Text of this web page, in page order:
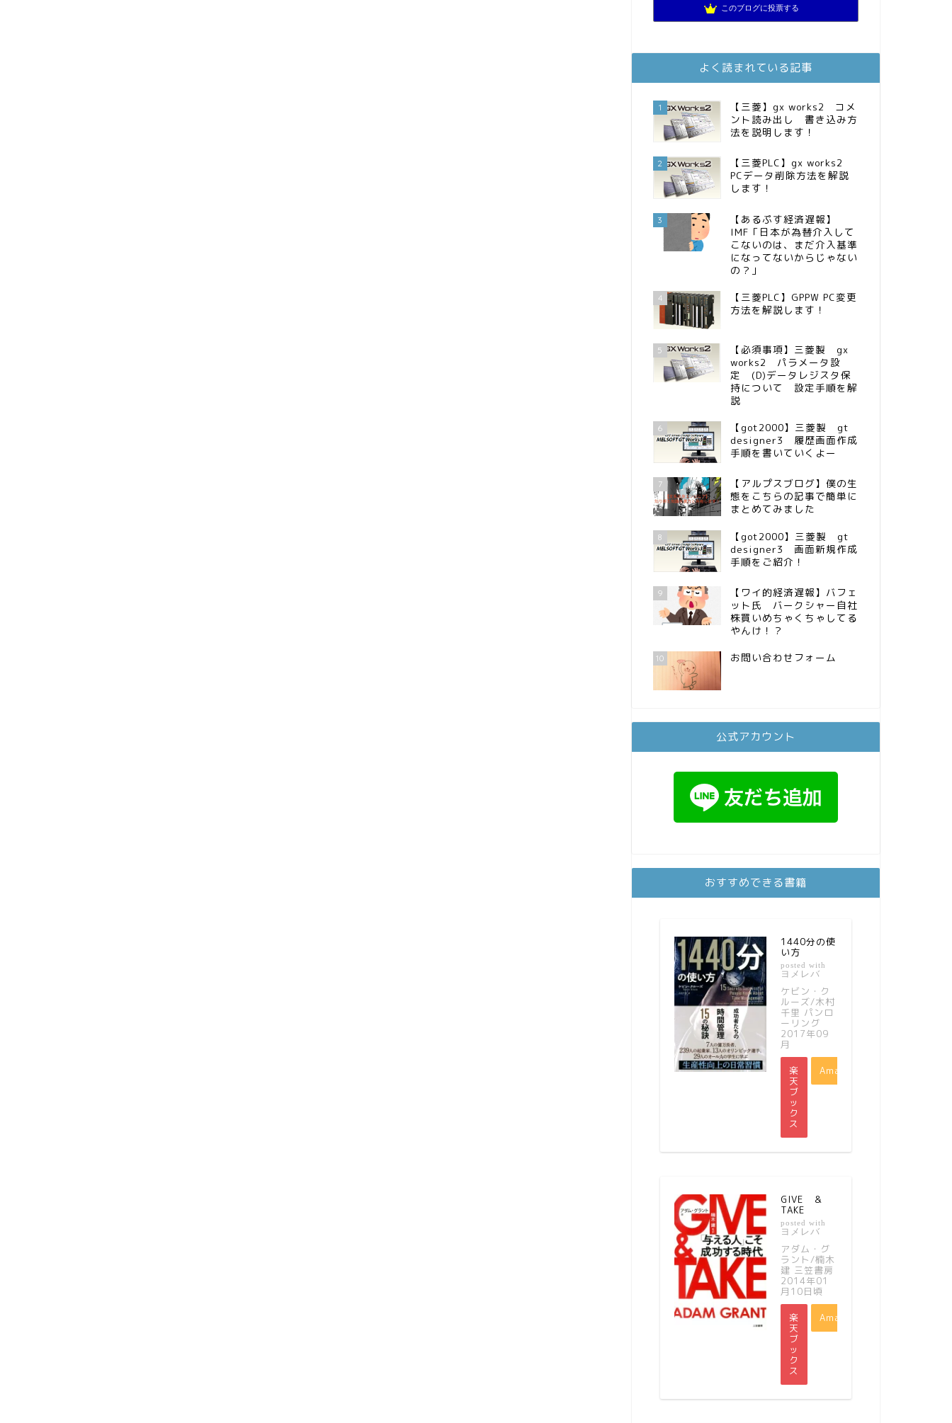
スパコンSEが効率的投資で一家セミリタイアするブログ
11位 MBAのインデックス投資日記
13位 お金に困らない生活（インデックス投資ブログ）
FPが実践するお金の知恵を磨く勉強会
15位 インデックス投資でも富裕層
このブログに投票する
よく読まれている記事
1
【三菱】gx works2 コメ
ント読み出し 書き込み方
法を説明します！
2
【三菱PLC】gx works2
PCデータ削除方法を解説
します！
3
【あるぷす経済遅報】
IMF「日本が為替介入して
こないのは、まだ介入基準
になってないからじゃない
の？」
4
【三菱PLC】GPPW PC変更
方法を解説します！
5
【必須事項】三菱製 gx
works2 パラメータ設
定 (D)データレジスタ保
持について 設定手順を解
説
6
【got2000】三菱製 gt
designer3 履歴画面作成
手順を書いていくよー
7
【アルプスブログ】僕の生
態をこちらの記事で簡単に
まとめてみました
8
【got2000】三菱製 gt
designer3 画面新規作成
手順をご紹介！
9
【ワイ的経済遅報】バフェ
ット氏 バークシャー自社
株買いめちゃくちゃしてる
やんけ！？
10 お問い合わせフォーム
公式アカウント
おすすめできる書籍
1440分の使
い方
posted with
ヨメレバ
ケビン・ク
ルーズ/木村
千里 パンロ
ーリング
2017年09
月
楽
天
ブ
ッ
ク
ス
Amazon
GIVE ＆
TAKE
posted with
ヨメレバ
アダム・グ
ラント/楠木
建 三笠書房
2014年01
月10日頃
楽
天
ブ
ッ
ク
ス
Amazon